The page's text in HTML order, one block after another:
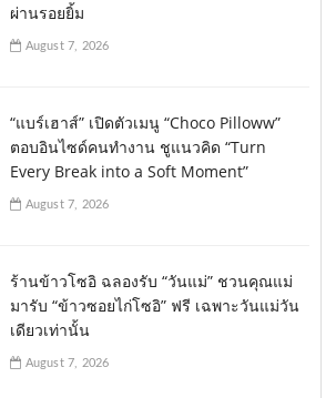
ผ่านรอยยิ้ม
August 7, 2026
“แบร์เฮาส์” เปิดตัวเมนู “Choco Pilloww”
ตอบอินไซด์คนทำงาน ชูแนวคิด “Turn
Every Break into a Soft Moment”
August 7, 2026
ร้านข้าวโซอิ ฉลองรับ “วันแม่” ชวนคุณแม่
มารับ “ข้าวซอยไก่โซอิ” ฟรี เฉพาะวันแม่วัน
เดียวเท่านั้น
August 7, 2026